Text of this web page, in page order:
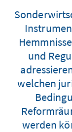
und
welchen
werden